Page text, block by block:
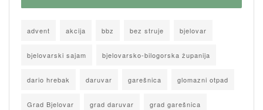
advent akcija bbz bez struje bjelovar
bjelovarski sajam bjelovarsko-bilogorska županija
dario hrebak daruvar garešnica glomazni otpad
Grad Bjelovar grad daruvar grad garešnica